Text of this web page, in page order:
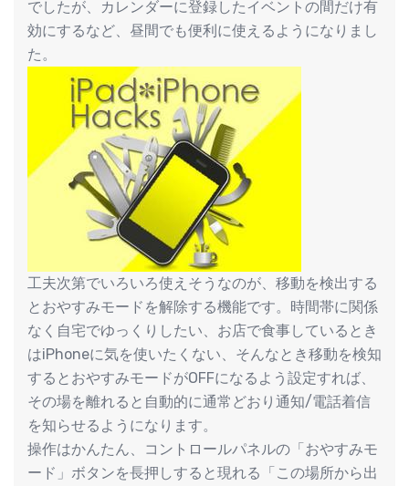
でしたが、カレンダーに登録したイベントの間だけ有
効にするなど、昼間でも便利に使えるようになりまし
た。
工夫次第でいろいろ使えそうなのが、移動を検出する
とおやすみモードを解除する機能です。時間帯に関係
なく自宅でゆっくりしたい、お店で食事しているとき
はiPhoneに気を使いたくない、そんなとき移動を検知
するとおやすみモードがOFFになるよう設定すれば、
その場を離れると自動的に通常どおり通知/電話着信
を知らせるようになります。
操作はかんたん、コントロールパネルの「おやすみモ
ード」ボタンを長押しすると現れる「この場所から出